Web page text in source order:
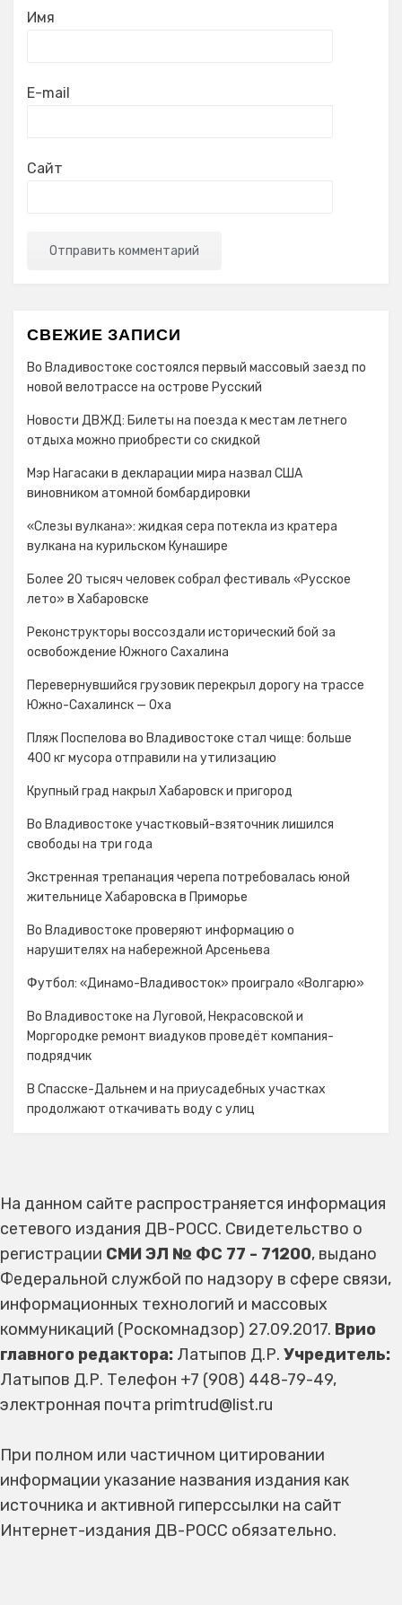
Имя
E-mail
Сайт
СВЕЖИЕ ЗАПИСИ
Во Владивостоке состоялся первый массовый заезд по
новой велотрассе на острове Русский
Новости ДВЖД: Билеты на поезда к местам летнего
отдыха можно приобрести со скидкой
Мэр Нагасаки в декларации мира назвал США
виновником атомной бомбардировки
«Слезы вулкана»: жидкая сера потекла из кратера
вулкана на курильском Кунашире
Более 20 тысяч человек собрал фестиваль «Русское
лето» в Хабаровске
Реконструкторы воссоздали исторический бой за
освобождение Южного Сахалина
Перевернувшийся грузовик перекрыл дорогу на трассе
Южно-Сахалинск — Оха
Пляж Поспелова во Владивостоке стал чище: больше
400 кг мусора отправили на утилизацию
Крупный град накрыл Хабаровск и пригород
Во Владивостоке участковый-взяточник лишился
свободы на три года
Экстренная трепанация черепа потребовалась юной
жительнице Хабаровска в Приморье
Во Владивостоке проверяют информацию о
нарушителях на набережной Арсеньева
Футбол: «Динамо-Владивосток» проиграло «Волгарю»
Во Владивостоке на Луговой, Некрасовской и
Моргородке ремонт виадуков проведёт компания-
подрядчик
В Спасске-Дальнем и на приусадебных участках
продолжают откачивать воду с улиц
На данном сайте распространяется информация
сетевого издания ДВ-РОСС. Свидетельство о
регистрации СМИ ЭЛ № ФС 77 - 71200, выдано
Федеральной службой по надзору в сфере связи,
информационных технологий и массовых
коммуникаций (Роскомнадзор) 27.09.2017. Врио
главного редактора: Латыпов Д.Р. Учредитель:
Латыпов Д.Р. Телефон +7 (908) 448-79-49,
электронная почта primtrud@list.ru
При полном или частичном цитировании
информации указание названия издания как
источника и активной гиперссылки на сайт
Интернет-издания ДВ-РОСС обязательно.